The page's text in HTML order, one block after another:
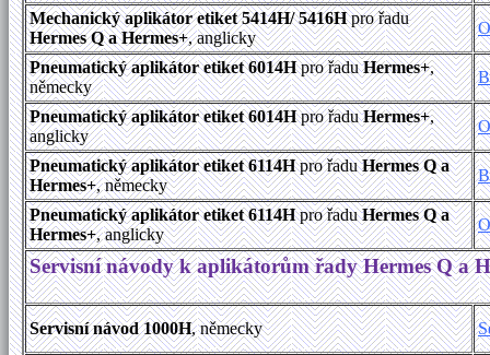
Mechanický aplikátor etiket 5414H/ 5416Hpro řadu
Hermes Q a Hermes+, anglicky
Pneumatický aplikátor etiket 6014Hpro řaduHermes+,
německy
Pneumatický aplikátor etiket 6014Hpro řaduHermes+,
anglicky
Pneumatický aplikátor etiket 6114Hpro řaduHermes Q a
Hermes+, německy
Pneumatický aplikátor etiket 6114Hpro řaduHermes Q a
Hermes+, anglicky
Servisní návody k aplikátorům řady Hermes Q a
Servisní návod 1000H, německy